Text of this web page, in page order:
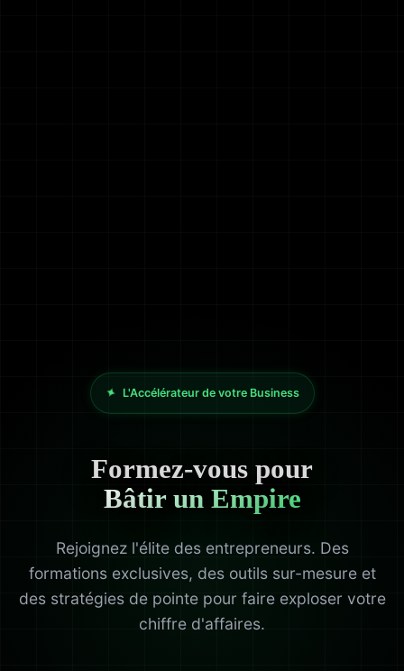
✦ L'Accélérateur de votre Business
Formez-vous pour
Bâtir un Empire
Rejoignez l'élite des entrepreneurs. Des
formations exclusives, des outils sur-mesure et
des stratégies de pointe pour faire exploser votre
chiffre d'affaires.